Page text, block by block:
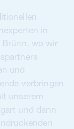
in
Brünn, wo wir
und
verbringen
unserem
und dann